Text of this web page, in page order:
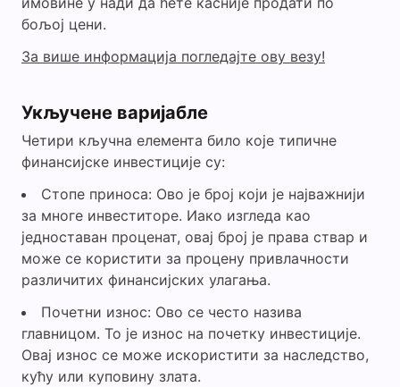
бољој цени.
За више информација погледајте ову везу!
Укључене варијабле
Четири кључна елемента било које типичне
финансијске инвестиције су:
Стопе приноса: Ово је број који је најважнији
за многе инвеститоре. Иако изгледа као
једноставан проценат, овај број је права ствар и
може се користити за процену привлачности
различитих финансијских улагања.
Почетни износ: Ово се често назива
главницом. То је износ на почетку инвестиције.
Овај износ се може искористити за наследство,
кућу или куповину злата.